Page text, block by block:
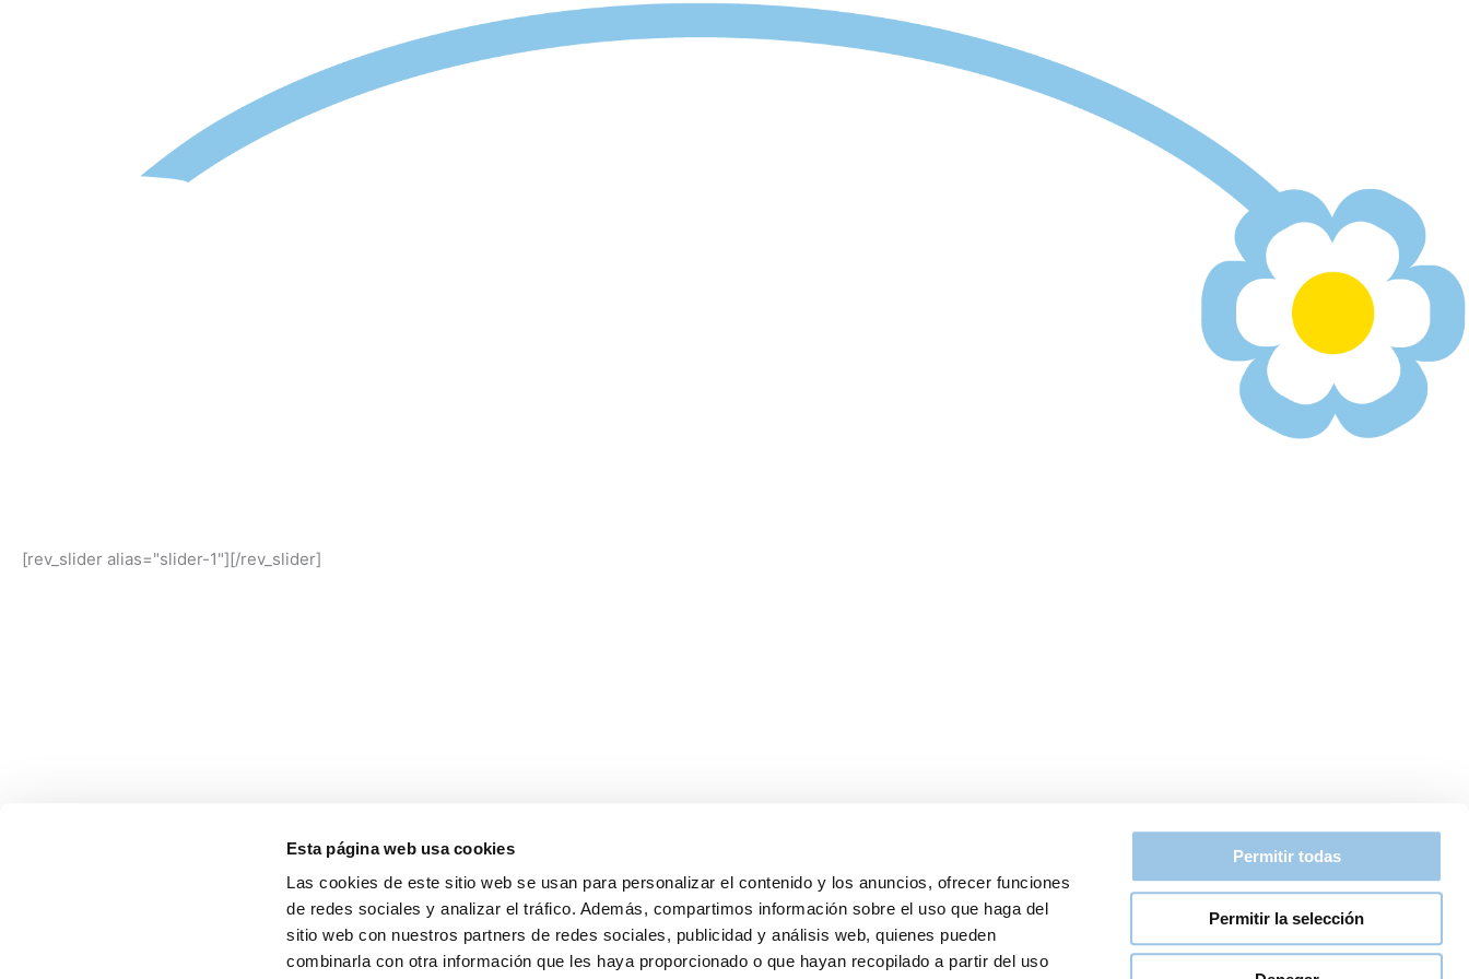
Esta página web usa cookies
Las cookies de este sitio web se usan para personalizar el contenido y los anuncios, ofrecer funciones
de redes sociales y analizar el tráfico. Además, compartimos información sobre el uso que haga del
sitio web con nuestros partners de redes sociales, publicidad y análisis web, quienes pueden
combinarla con otra información que les haya proporcionado o que hayan recopilado a partir del uso
Permitir todas
Permitir la selección
[rev_slider alias="slider-1"][/rev_slider]